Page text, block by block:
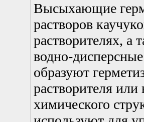
Высыхающие
растворов
растворителях, а
водно-
образуют
растворителя
химического